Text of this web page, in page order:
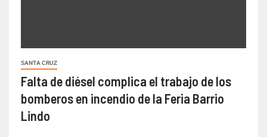
SANTA CRUZ
Falta de diésel complica el trabajo de los
bomberos en incendio de la Feria Barrio
Lindo